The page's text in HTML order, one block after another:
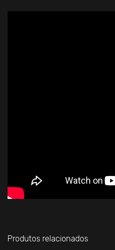
Produtos relacionados